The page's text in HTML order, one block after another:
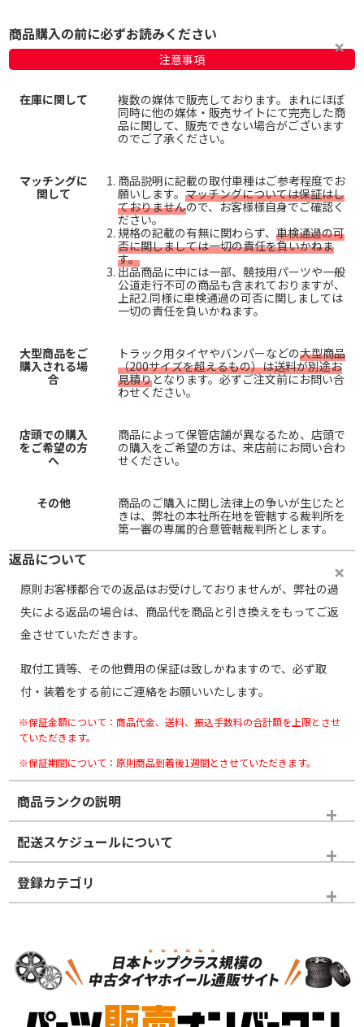
商品購入の前に必ずお読みください
注意事項
在庫に関して
複数の媒体で販売しております。まれにほぼ
同時に他の媒体・販売サイトにて完売した商
品に関して、販売できない場合がございます
のでご了承ください。
マッチングに
関して
商品説明に記載の取付車種はご参考程度でお
願いします。 マッチングについては保証はし
ておりませんので、お客様様自身でご確認く
ださい。
規格の記載の有無に関わらず、 車検通過の可
否に関しましては一切の責任を負いかねま
す。
出品商品に中には一部、競技用パーツや一般
公道走行不可の商品も含まれておりますが、
上記2.同様に車検通過の可否に関しましては
一切の責任を負いかねます。
大型商品をご
購入される場
合
トラック用タイヤやバンパーなどの大型商品
（200サイズを超えるもの）は送料が別途お
見積りとなります。必ずご注文前にお問い合
わせください。
店頭での購入
をご希望の方
へ
商品によって保管店舗が異なるため、店頭で
の購入をご希望の方は、来店前にお問い合わ
せください。
その他
商品のご購入に関し法律上の争いが生じたと
きは、弊社の本社所在地を管轄する裁判所を
第一審の専属的合意管轄裁判所とします。
返品について
原則お客様都合での返品はお受けしておりませんが、弊社の過
失による返品の場合は、商品代を商品と引き換えをもってご返
金させていただきます。
取付工賃等、その他費用の保証は致しかねますので、必ず取
付・装着をする前にご連絡をお願いいたします。
※保証金額について：商品代金、送料、振込手数料の合計額を上限とさせ
ていただきます。
※保証期間について：原則商品到着後1週間とさせていただきます。
商品ランクの説明
※商品ランクは出品者の主観により判断しておりますので、あら
かじめご了承ください。
ホイールランク
S
品）
S
新車外し品（新古
付き
配送スケジュールについて
登録カテゴリ
タイヤホイールセット